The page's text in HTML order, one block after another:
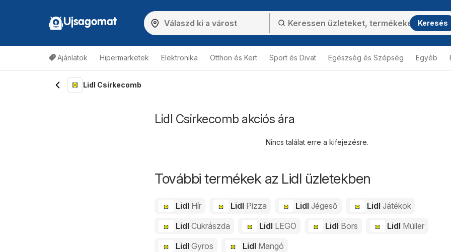
Ujsagomat Keresés
Ajánlatok Hipermarketek Elektronika Otthon és Kert Sport és Divat Egészség és Szépség Egyéb
Lidl Csirkecomb
Lidl Csirkecomb akciós ára
Nincs találat erre a kifejezésre.
További termékek az Lidl üzletekben
Lidl Hír Lidl Pizza LidlJégeső LidlJátékok
Lidl Cukrászda Lidl LEGO Lidl Bors Lidl Müller
Lidl Gyros Lidl Mangó